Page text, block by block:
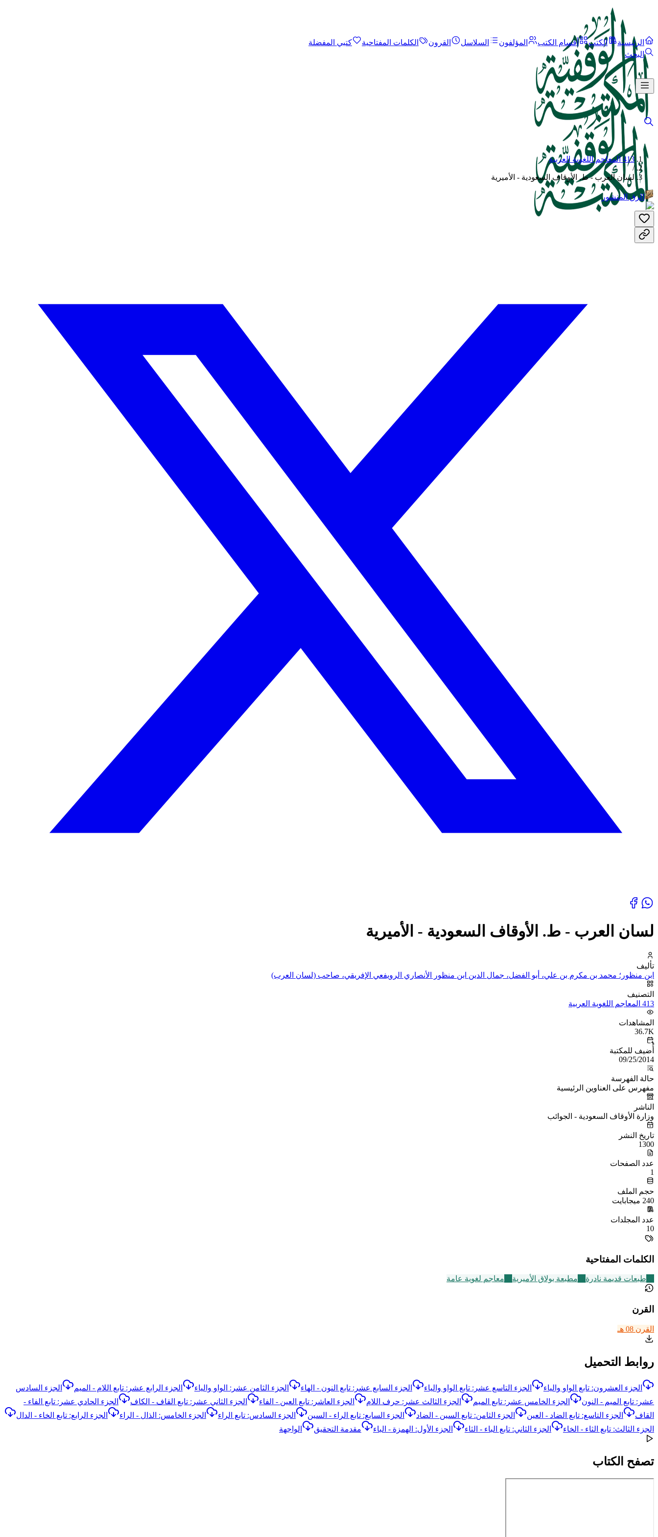
الرئيسية الكتب أقسام الكتب المؤلفون السلاسل القرون الكلمات المفتاحية
كتبي المفضلة
البحث
413 المعاجم اللغوية العربية
/
لسان العرب - ط. الأوقاف السعودية - الأميرية
الرق المنشور
لسان العرب - ط. الأوقاف السعودية - الأميرية
تأليف
ابن منظور؛ محمد بن مكرم بن علي، أبو الفضل، جمال الدين ابن منظور الأنصاري الرويفعي الإفريقي، صاحب (لسان العرب)
التصنيف
413 المعاجم اللغوية العربية
المشاهدات
36.7K
أُضيف للمكتبة
09/25/2014
حالة الفهرسة
مفهرس على العناوين الرئيسية
الناشر
وزارة الأوقاف السعودية - الجوائب
تاريخ النشر
1300
عدد الصفحات
1
حجم الملف
240 ميجابايت
عدد المجلدات
10
الكلمات المفتاحية
طبعات قديمة نادرة مطبعة بولاق الأميرية معاجم لغوية عامة
القرن
القرن 08 هـ
روابط التحميل
الجزء العشرون: تابع الواو والياء الجزء التاسع عشر: تابع الواو والياء الجزء السابع عشر: تابع النون - الهاء الجزء الثامن عشر: الواو والياء الجزء الرابع عشر: تابع اللام - الميم
الجزء السادس
عشر: تابع الميم - النون
الجزء الخامس عشر: تابع الميم الجزء الثالث عشر: حرف اللام الجزء العاشر: تابع العين - الفاء الجزء الثاني عشر: تابع القاف - الكاف
الجزء الحادي عشر: تابع الفاء -
القاف
الجزء التاسع: تابع الضاد - العين الجزء الثامن: تابع السين - الضاد الجزء السابع: تابع الراء - السين الجزء السادس: تابع الراء الجزء الخامس: الذال - الراء
الجزء الرابع: تابع الخاء - الدال
الجزء الثالث: تابع الثاء - الخاء
الجزء الثاني: تابع الباء - الثاء الجزء الأول: الهمزة - الباء مقدمة التحقيق الواجهة
تصفح الكتاب